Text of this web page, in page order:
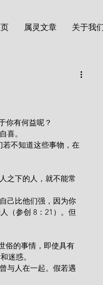
属灵文章 关于我
你有何益呢？
喜。
（参创 8：21）。但
迷惑。